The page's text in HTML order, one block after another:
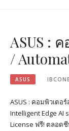
ASUS :
/
ASUS
ASUS : คอมพิวเตอ
Intelligent Edge AI
License ฟรี! ตลอดชี